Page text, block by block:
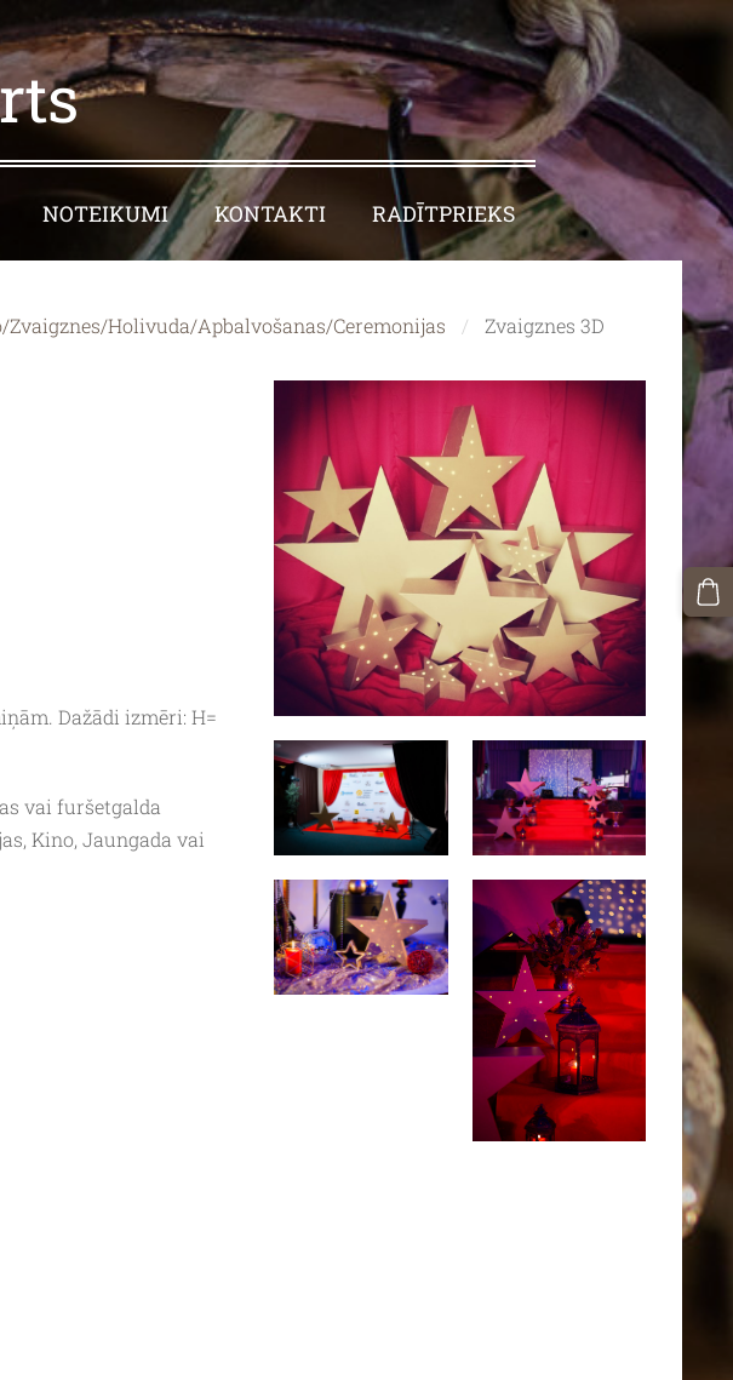
NOTEIKUMI KONTAKTI RADĪTPRIEKS
Zvaigznes/Holivuda/Apbalvošanas/Ceremonijas Zvaigznes 3D
Dažādi izmēri: H=
vai furšetgalda
Kino, Jaungada vai